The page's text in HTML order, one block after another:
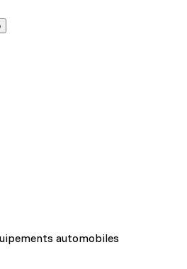
automobiles